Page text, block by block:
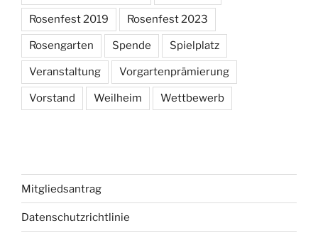
Rosenfest 2019 Rosenfest 2023
Rosengarten Spende Spielplatz
Veranstaltung Vorgartenprämierung
Vorstand Weilheim Wettbewerb
Mitgliedsantrag
Datenschutzrichtlinie